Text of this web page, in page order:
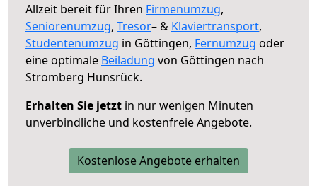
Allzeit bereit für Ihren Firmenumzug,
Seniorenumzug, Tresor– & Klaviertransport,
Studentenumzug in Göttingen, Fernumzug oder
eine optimale Beiladung von Göttingen nach
Stromberg Hunsrück.
Erhalten Sie jetzt in nur wenigen Minuten
unverbindliche und kostenfreie Angebote.
Kostenlose Angebote erhalten